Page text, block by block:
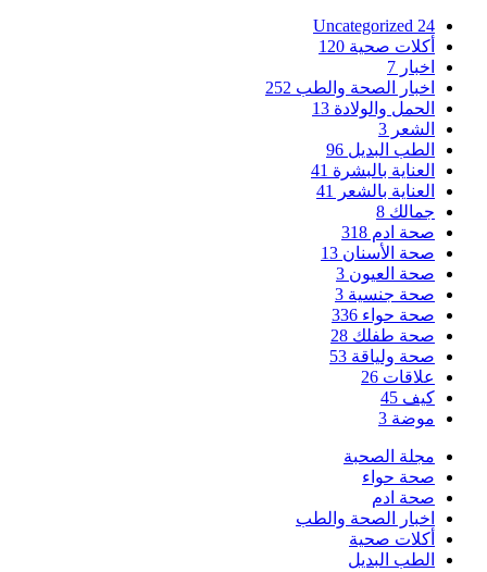
Uncategorized 24
أكلات صحية 120
اخبار 7
اخبار الصحة والطب 252
الحمل والولادة 13
الشعر 3
الطب البديل 96
العناية بالبشرة 41
العناية بالشعر
41
جمالك 8
صحة ادم 318
صحة الأسنان 13
صحة العيون 3
صحة جنسية 3
صحة حواء 336
صحة طفلك 28
صحة ولياقة 53
علاقات 26
كيف 45
موضة 3
مجلة الصحبة
صحة حواء
صحة ادم
اخبار الصحة والطب
أكلات صحية
الطب البديل